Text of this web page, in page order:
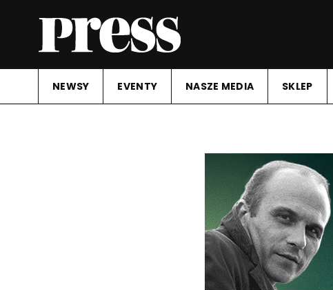
NEWSY EVENTY NASZE MEDIA SKLEP